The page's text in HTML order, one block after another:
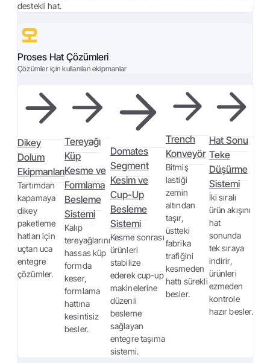
destekli hat.
Proses Hat Çözümleri
Çözümler için kullanılan ekipmanlar
Dikey
Dolum
Ekipmanları
Tartımdan
kapamaya
dikey
paketleme
hatları için
uçtan uca
entegre
çözümler.
Tereyağı
Küp
Kesme ve
Formlama
Besleme
Sistemi
Kalıp
tereyağlarını
hassas küp
formda
keser,
formlama
hattına
kesintisiz
besler.
Domates
Segment
Kesim ve
Cup-Up
Besleme
Sistemi
Kesme sonrası
ürünleri
stabilize
ederek cup-up
makinelerine
düzenli
besleme
sağlayan
entegre taşıma
sistemi.
Trench
Konveyör
Bitmiş
lastiği
zemin
altından
taşır,
üstteki
fabrika
trafiğini
kesmeden
hattı sürekli
besler.
Hat Sonu
Teke
Düşürme
Sistemi
İki sıralı
ürün akışını
hat
sonunda
tek sıraya
indirir,
ürünleri
ezmeden
kontrole
hazır besler.